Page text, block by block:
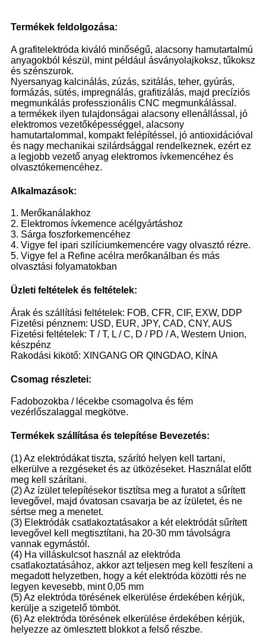
Termékek feldolgozása:
A grafitelektróda kiváló minőségű, alacsony hamutartalmú
anyagokból készül, mint például ásványolajkoksz, tűkoksz
és szénszurok.
Nyersanyag kalcinálás, zúzás, szitálás, teher, gyúrás,
formázás, sütés, impregnálás, grafitizálás, majd precíziós
megmunkálás professzionális CNC megmunkálással.
a termékek ilyen tulajdonságai alacsony ellenállással, jó
elektromos vezetőképességgel, alacsony
hamutartalommal, kompakt felépítéssel, jó antioxidációval
és nagy mechanikai szilárdsággal rendelkeznek, ezért ez
a legjobb vezető anyag elektromos ívkemencéhez és
olvasztókemencéhez.
Alkalmazások:
1. Merőkanálakhoz
2. Elektromos ívkemence acélgyártáshoz
3. Sárga foszforkemencéhez
4. Vigye fel ipari szilíciumkemencére vagy olvasztó rézre.
5. Vigye fel a Refine acélra merőkanálban és más
olvasztási folyamatokban
Üzleti feltételek és feltételek:
Árak és szállítási feltételek: FOB, CFR, CIF, EXW, DDP
Fizetési pénznem: USD, EUR, JPY, CAD, CNY, AUS
Fizetési feltételek: T / T, L / C, D / PD / A, Western Union,
készpénz
Rakodási kikötő: XINGANG OR QINGDAO, KÍNA
Csomag részletei:
Fadobozokba / lécekbe csomagolva és fém
vezérlőszalaggal megkötve.
Termékek szállítása és telepítése Bevezetés:
(1) Az elektródákat tiszta, szárító helyen kell tartani,
elkerülve a rezgéseket és az ütközéseket. Használat előtt
meg kell szárítani.
(2) Az ízület telepítésekor tisztítsa meg a furatot a sűrített
levegővel, majd óvatosan csavarja be az ízületet, és ne
sértse meg a menetet.
(3) Elektródák csatlakoztatásakor a két elektródát sűrített
levegővel kell megtisztítani, ha 20-30 mm távolságra
vannak egymástól.
(4) Ha villáskulcsot használ az elektróda
csatlakoztatásához, akkor azt teljesen meg kell feszíteni a
megadott helyzetben, hogy a két elektróda közötti rés ne
legyen kevesebb, mint 0,05 mm
(5) Az elektróda törésének elkerülése érdekében kérjük,
kerülje a szigetelő tömböt.
(6) Az elektróda törésének elkerülése érdekében kérjük,
helyezze az ömlesztett blokkot a felső részbe.